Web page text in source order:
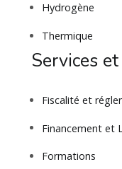
Hydrogène
Thermique
Services
Fiscalité et
Financement et
Formations